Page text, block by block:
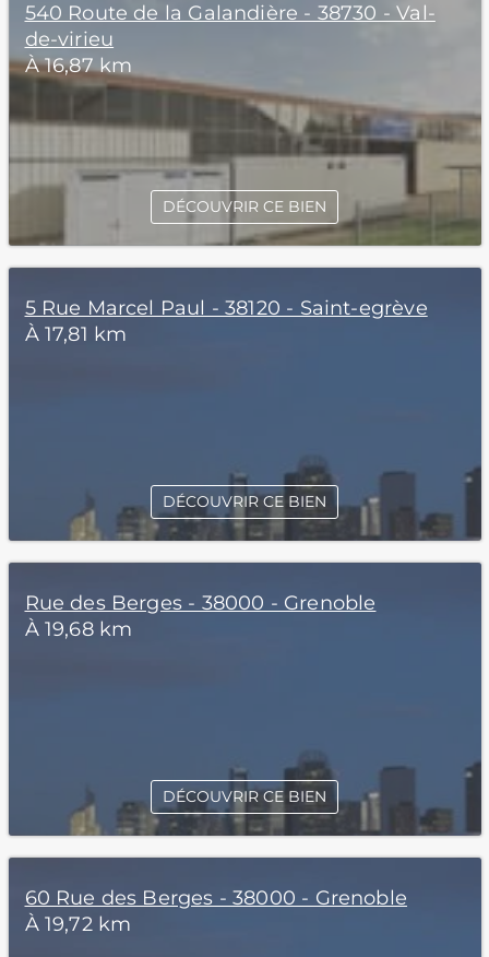
540 Route de la Galandière - 38730 - Val-
de-virieu
À 16,87 km
DÉCOUVRIR CE BIEN
5 Rue Marcel Paul - 38120 - Saint-egrève
À 17,81 km
DÉCOUVRIR CE BIEN
Rue des Berges - 38000 - Grenoble
À 19,68 km
DÉCOUVRIR CE BIEN
60 Rue des Berges - 38000 - Grenoble
À 19,72 km